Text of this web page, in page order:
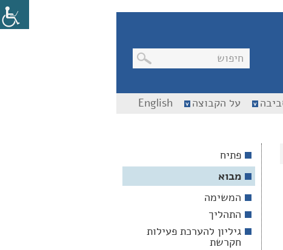
על הקבוצה English
פתיח
מבוא
המשימה
התהליך
גיליון להערכת פעילות
חקרשת